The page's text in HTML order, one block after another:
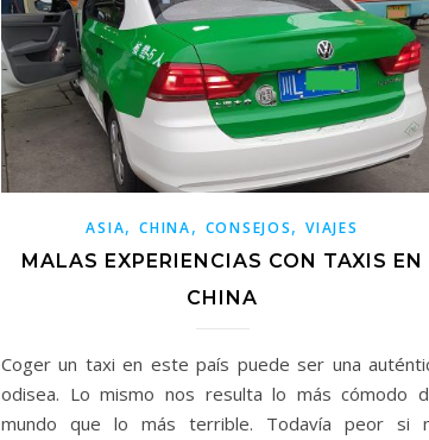
ASIA,CHINA, CONSEJOS,VIAJES
MALAS EXPERIENCIAS CON TAXIS EN
CHINA
Coger un taxi en este país puede ser una
odisea. Lo mismo nos resulta lo más cómodo
mundo que lo más terrible. Todavía peor si